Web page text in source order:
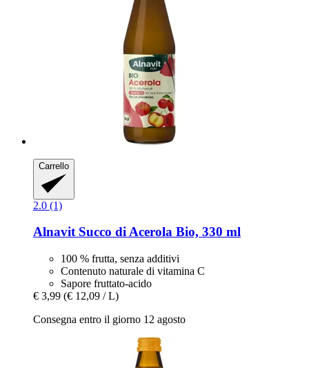
Carrello
2.0 (1)
AlnavitSucco di Acerola Bio, 330 ml
100 % frutta, senza additivi
Contenuto naturale di vitamina C
Sapore fruttato-acido
€ 3,99 (€ 12,09 / L)
Consegna entro il giorno 12 agosto